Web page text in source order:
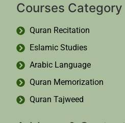
Courses Category
Quran Recitation
Eslamic Studies
Arabic Language
Quran Memorization
Quran Tajweed